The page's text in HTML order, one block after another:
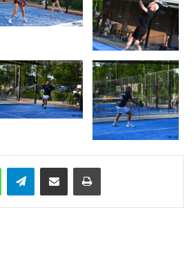
WhatsAppTelegramDelen via Email Print